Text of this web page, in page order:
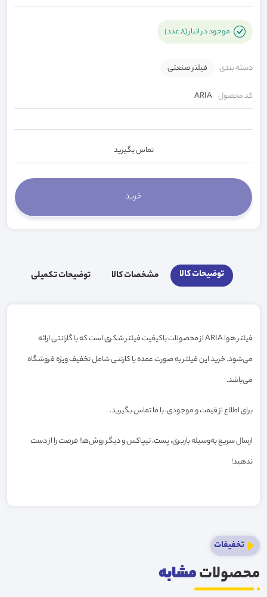
موجود در انبار (8 عدد)
دسته بندی فیلتر صنعتی
کد محصول ARIA
تماس بگیرید
توضیحات کالا مشخصات کالا توضیحات تکمیلی
فیلتر هوا ARIA از محصولات باکیفیت فیلتر شکری است که با گارانتی ارائه
می‌شود. خرید این فیلتر به صورت عمده یا کارتنی شامل تخفیف ویژه فروشگاه
می‌باشد.
برای اطلاع از قیمت و موجودی، با ما تماس بگیرید.
ارسال سریع به‌وسیله باربری، پست، تیپاکس و دیگر روش‌ها! فرصت را از دست
ندهید!
تخفیفات
محصولاتمشابه